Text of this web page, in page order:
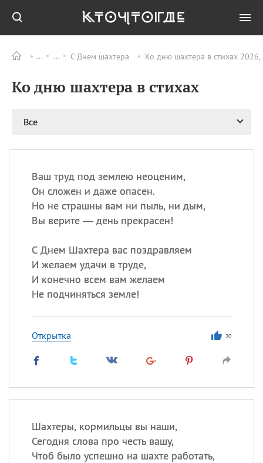
С Днем шахтера Ко дню шахтера в стихах 2026,
Ко дню шахтера в стихах
Все
Ваш труд под землею неоценим,
Он сложен и даже опасен.
Но не страшны вам ни пыль, ни дым,
Вы верите — день прекрасен!
С Днем Шахтера вас поздравляем
И желаем удачи в труде,
И конечно всем вам желаем
Не подчиняться земле!
Открытка 20
Шахтеры, кормильцы вы наши,
Сегодня слова про честь вашу,
Чтоб было успешно на шахте работать,
ПРАЗДНИКИ Все
09.08 День памяти
11.08 День полета на
воздушном шарике
11.08 День Святой Клары —
покровительницы
телевидения
ИМЕНА
Сегодня празднуют именины
Посмотреть значениеи
происхождение